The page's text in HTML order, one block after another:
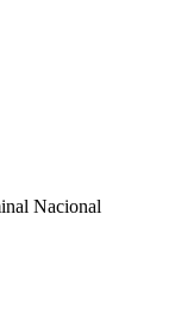
Nacional